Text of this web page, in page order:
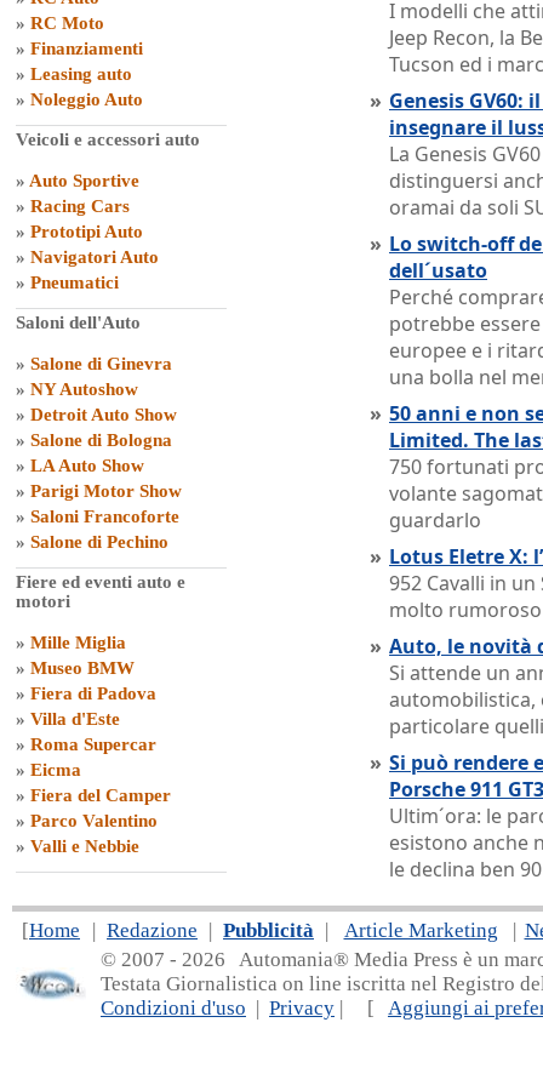
» RC Moto
» Finanziamenti
» Leasing auto
» Noleggio Auto
Veicoli e accessori auto
» Auto Sportive
» Racing Cars
» Prototipi Auto
» Navigatori Auto
» Pneumatici
Saloni dell'Auto
» Salone di Ginevra
» NY Autoshow
» Detroit Auto Show
» Salone di Bologna
» LA Auto Show
» Parigi Motor Show
» Saloni Francoforte
» Salone di Pechino
Fiere ed eventi auto e
motori
» Mille Miglia
» Museo BMW
» Fiera di Padova
» Villa d'Este
» Roma Supercar
» Eicma
» Fiera del Camper
» Parco Valentino
» Valli e Nebbie
I modelli che
Jeep Recon, la
Tucson ed i
» Genesis GV60:
insegnare il
La Genesis
distinguersi
oramai da soli
» Lo switch-off
dell´usato
Perché
potrebbe
europee e i
una bolla nel
» 50 anni e non
Limited. The
750 fortunati
volante
guardarlo
» Lotus Eletre X:
952 Cavalli in un
molto rumoroso
» Auto, le novità
Si attende un
particolare
» Si può rendere
Porsche 911
Ultim´ora: le
esistono anche
le declina ben
[Home | Redazione | Pubblicità | Article Marketing |
© 2007 - 2026 Automania® Media Press è un
Testata Giornalistica on line iscritta nel Registro
Condizioni d'uso | Privacy | [ Aggiungi ai